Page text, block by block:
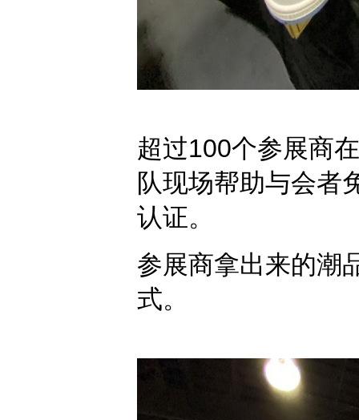
超过100个参展商
队现场帮助与会者
认证。
参展商拿出来的潮
式。